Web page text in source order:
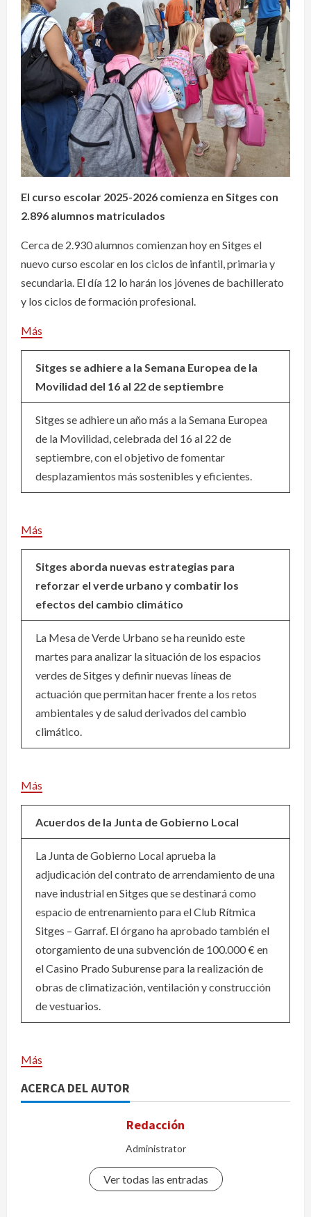
El curso escolar 2025-2026 comienza en Sitges con
2.896 alumnos matriculados
Cerca de 2.930 alumnos comienzan hoy en Sitges el
nuevo curso escolar en los ciclos de infantil, primaria y
secundaria. El día 12 lo harán los jóvenes de bachillerato
y los ciclos de formación profesional.
Más
Sitges se adhiere a la Semana Europea de la
Movilidad del 16 al 22 de septiembre
Sitges se adhiere un año más a la Semana Europea
de la Movilidad, celebrada del 16 al 22 de
septiembre, con el objetivo de fomentar
desplazamientos más sostenibles y eficientes.
Más
Sitges aborda nuevas estrategias para
reforzar el verde urbano y combatir los
efectos del cambio climático
La Mesa de Verde Urbano se ha reunido este
martes para analizar la situación de los espacios
verdes de Sitges y definir nuevas líneas de
actuación que permitan hacer frente a los retos
ambientales y de salud derivados del cambio
climático.
Más
Acuerdos de la Junta de Gobierno Local
La Junta de Gobierno Local aprueba la
adjudicación del contrato de arrendamiento de una
nave industrial en Sitges que se destinará como
espacio de entrenamiento para el Club Rítmica
Sitges – Garraf. El órgano ha aprobado también el
otorgamiento de una subvención de 100.000 € en
el Casino Prado Suburense para la realización de
obras de climatización, ventilación y construcción
de vestuarios.
Más
ACERCA DEL AUTOR
Redacción
Administrator
Ver todas las entradas